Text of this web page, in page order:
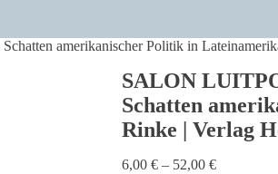
amerikanischer Politik in
SALON
Schatten
Rinke | Verlag
6,00 €– 52,00 €